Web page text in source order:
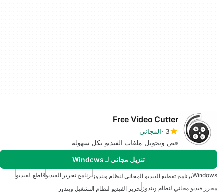
Free Video Cutter
3 المجاني
قص وتحويل ملفات الفيديو بكل سهولة
تنزيل مجاني لـ Windows
Windowsبرنامج تقطيع الفيديو المجاني لنظام ويندوز برنامج تحرير الفيديوقاطع الفيديو
محرر فيديو مجاني لنظام ويندوز تحرير الفيديو لنظام التشغيل ويندوز